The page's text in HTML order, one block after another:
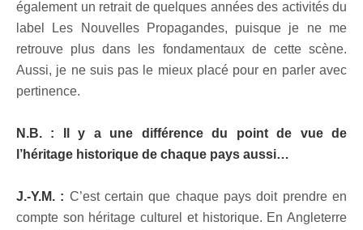
également un retrait de quelques années des activités du
label Les Nouvelles Propagandes, puisque je ne me
retrouve plus dans les fondamentaux de cette scène.
Aussi, je ne suis pas le mieux placé pour en parler avec
pertinence.
N.B. : Il y a une différence du point de vue de
l’héritage historique de chaque pays aussi…
J.-Y.M. : C’est certain que chaque pays doit prendre en
compte son héritage culturel et historique. En Angleterre